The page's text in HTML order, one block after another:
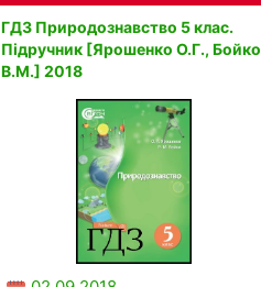
ГДЗ Природознавство 5 клас.
Підручник [Ярошенко О.Г., Бойко
В.М.] 2018